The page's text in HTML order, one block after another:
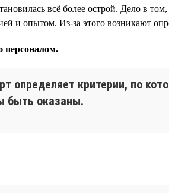
всё более острой. Дело в
и опытом. Из-за этого возникают
персоналом.
определяет критерии, по
быть оказаны.